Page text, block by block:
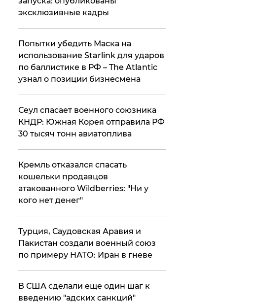
эксклюзивные кадры
Попытки убедить Маска на
использование Starlink для ударов
по баллистике в РФ – The Atlantic
узнал о позиции бизнесмена
​Сеул спасает военного союзника
КНДР: Южная Корея отправила РФ
30 тысяч тонн авиатоплива
Кремль отказался спасать
кошельки продавцов
атакованного Wildberries: "Ни у
кого нет денег"
Турция, Саудовская Аравия и
Пакистан создали военный союз
по примеру НАТО: Иран в гневе
В США сделали еще один шаг к
введению "адских санкций"